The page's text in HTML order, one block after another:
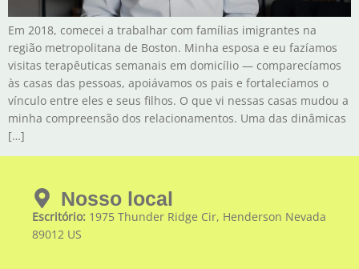
Em 2018, comecei a trabalhar com famílias imigrantes na
região metropolitana de Boston. Minha esposa e eu fazíamos
visitas terapêuticas semanais em domicílio — comparecíamos
às casas das pessoas, apoiávamos os pais e fortalecíamos o
vínculo entre eles e seus filhos. O que vi nessas casas mudou a
minha compreensão dos relacionamentos. Uma das dinâmicas
[…]
Nosso local
Escritório: 1975 Thunder Ridge Cir, Henderson Nevada
89012 US